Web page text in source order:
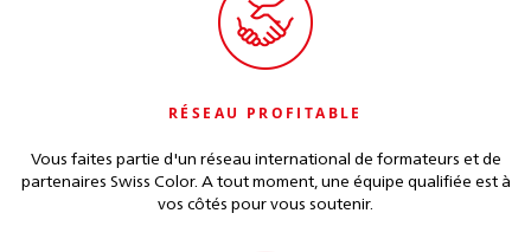
RÉSEAU PROFITABLE
Vous faites partie d'un réseau international de formateurs et de
partenaires Swiss Color. A tout moment, une équipe qualifiée est à
vos côtés pour vous soutenir.